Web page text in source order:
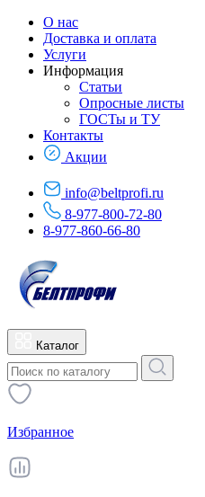
О нас
Доставка и оплата
Услуги
Информация
Статьи
Опросные листы
ГОСТы и ТУ
Контакты
Акции
info@beltprofi.ru
8-977-800-72-80
8-977-860-66-80
Каталог
Избранное